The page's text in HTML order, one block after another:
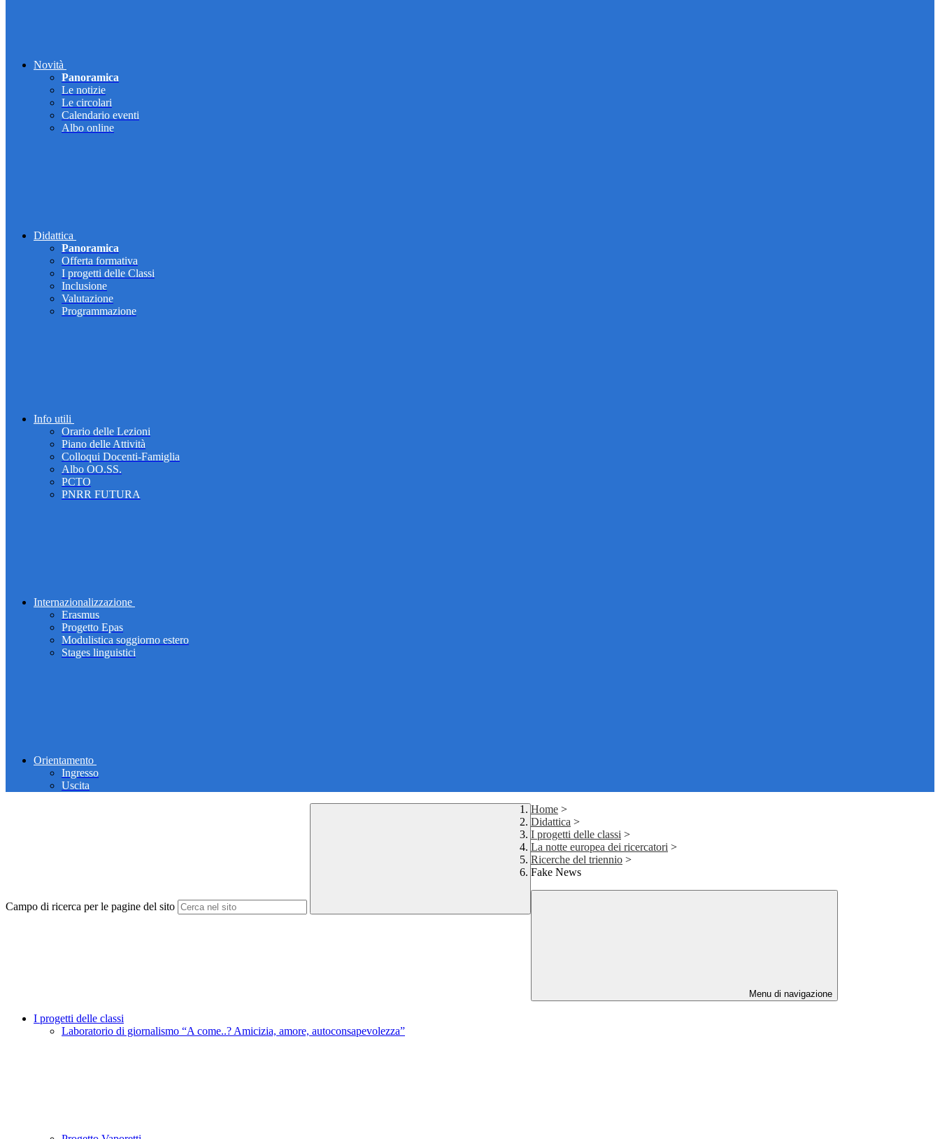
Novità
Panoramica
Le notizie
Le circolari
Calendario eventi
Albo online
Didattica
Panoramica
Offerta formativa
I progetti delle Classi
Inclusione
Valutazione
Programmazione
Info utili
Orario delle Lezioni
Piano delle Attività
Colloqui Docenti-Famiglia
Albo OO.SS.
PCTO
PNRR FUTURA
Internazionalizzazione
Erasmus
Progetto Epas
Modulistica soggiorno estero
Stages linguistici
Orientamento
Ingresso
Uscita
Campo di ricerca per le pagine del sito
Home >
Didattica >
I progetti delle classi >
La notte europea dei ricercatori >
Ricerche del triennio >
Fake News
Menu di navigazione
I progetti delle classi
Laboratorio di giornalismo “A come..? Amicizia, amore, autoconsapevolezza”